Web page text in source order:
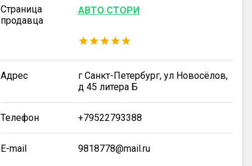
Страница
продавца
АВТО СТОРИ
Адрес
г Санкт-Петербург, ул Новосёлов,
д 45 литера Б
Телефон +79522793388
E-mail 9818778@mail.ru